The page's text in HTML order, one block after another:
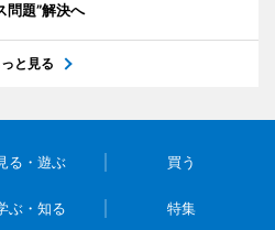
題”解決へ
っと見る
る・遊ぶ 買う
ぶ・知る 特集